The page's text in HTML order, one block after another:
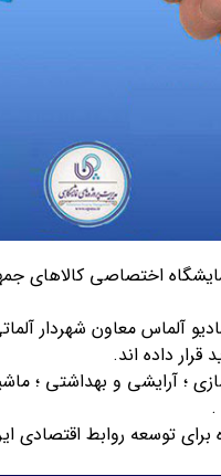
اختصاصی کالاهای
آلماس معاون شهردار
داده اند.
؛ آرایشی و بهداشتی ؛
.
توسعه روابط اقتصادی